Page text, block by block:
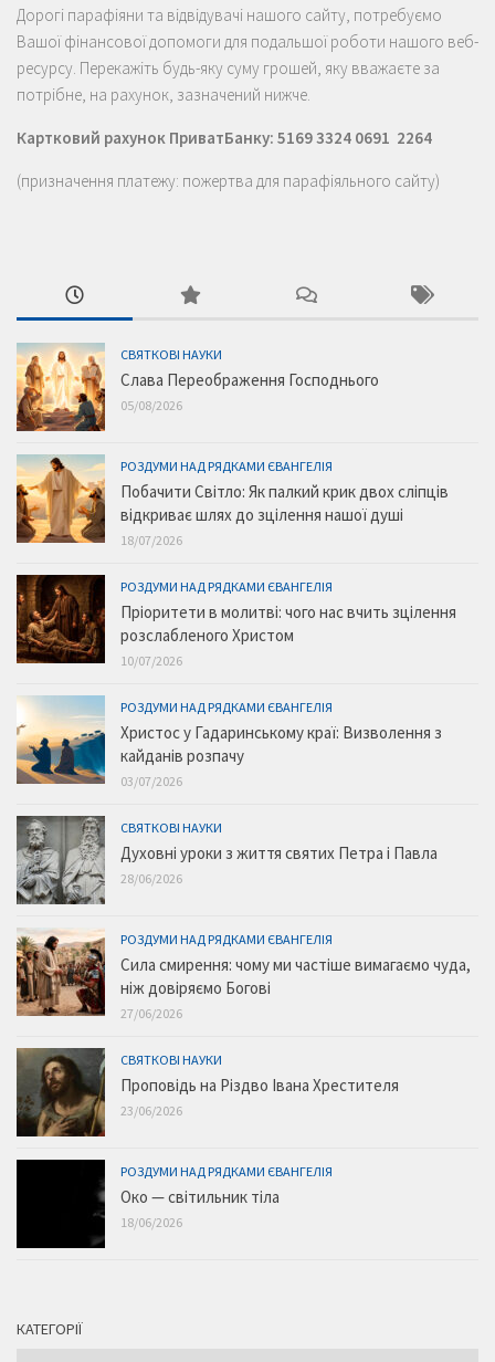
Дорогі парафіяни та відвідувачі нашого сайту, потребуємо
Вашої фінансової допомоги для подальшої роботи нашого веб-
ресурсу. Перекажіть будь-яку суму грошей, яку вважаєте за
потрібне, на рахунок, зазначений нижче.
Картковий рахунок ПриватБанку: 5169 3324 0691 2264
(призначення платежу: пожертва для парафіяльного сайту)
СВЯТКОВІ НАУКИ
Слава Переображення Господнього
05/08/2026
РОЗДУМИ НАД РЯДКАМИ ЄВАНГЕЛІЯ
Побачити Світло: Як палкий крик двох сліпців
відкриває шлях до зцілення нашої душі
18/07/2026
РОЗДУМИ НАД РЯДКАМИ ЄВАНГЕЛІЯ
Пріоритети в молитві: чого нас вчить зцілення
розслабленого Христом
10/07/2026
РОЗДУМИ НАД РЯДКАМИ ЄВАНГЕЛІЯ
Христос у Гадаринському краї: Визволення з
кайданів розпачу
03/07/2026
СВЯТКОВІ НАУКИ
Духовні уроки з життя святих Петра і Павла
28/06/2026
РОЗДУМИ НАД РЯДКАМИ ЄВАНГЕЛІЯ
Сила смирення: чому ми частіше вимагаємо чуда,
ніж довіряємо Богові
27/06/2026
СВЯТКОВІ НАУКИ
Проповідь на Різдво Івана Хрестителя
23/06/2026
РОЗДУМИ НАД РЯДКАМИ ЄВАНГЕЛІЯ
Око — світильник тіла
18/06/2026
КАТЕГОРІЇ